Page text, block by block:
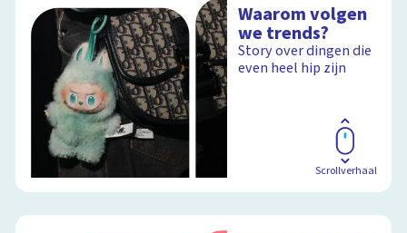
Waarom volgen
we trends?
Story over dingen die
even heel hip zijn
Scrollverhaal